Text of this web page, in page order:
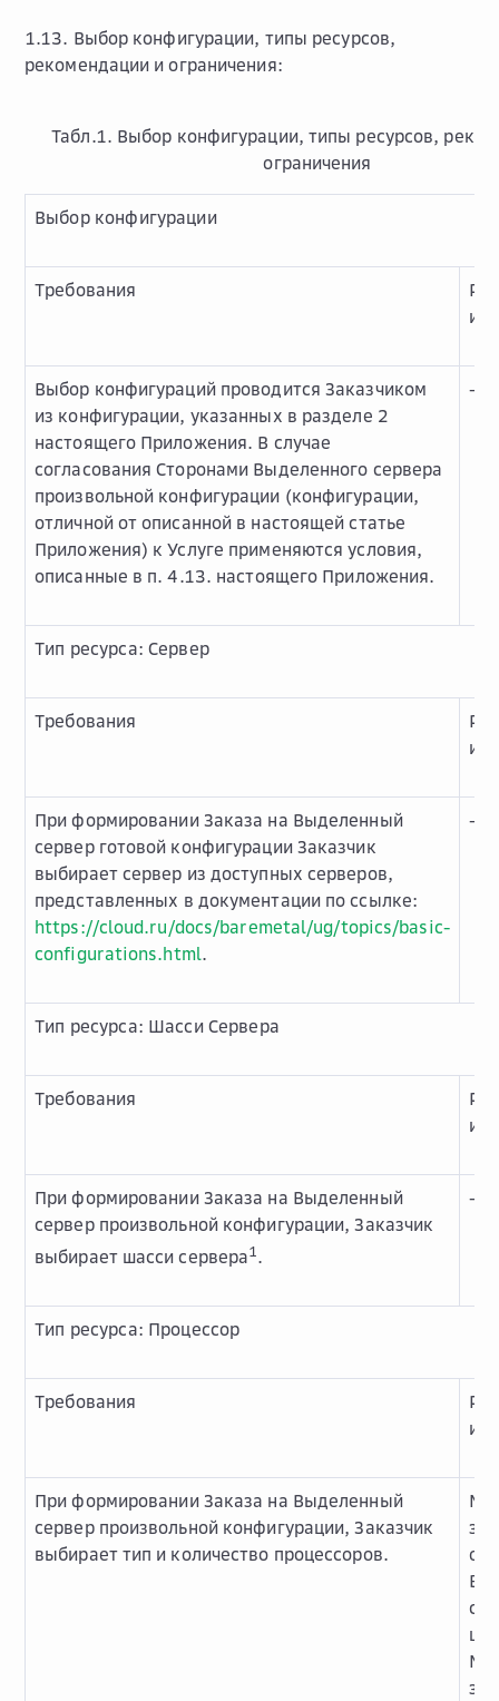
1.13. Выбор конфигурации, типы ресурсов,
рекомендации и ограничения:
Табл.1. Выбор конфигурации, типы ресурсов,
ограничения
Выбор конфигурации
Требования
и
Выбор конфигураций проводится Заказчиком
из конфигурации, указанных в разделе 2
настоящего Приложения. В случае
согласования Сторонами Выделенного сервера
произвольной конфигурации (конфигурации,
отличной от описанной в настоящей статье
Приложения) к Услуге применяются условия,
описанные в п. 4.13. настоящего Приложения.
-
Тип ресурса: Сервер
Требования
и
При формировании Заказа на Выделенный
сервер готовой конфигурации Заказчик
выбирает сервер из доступных серверов,
представленных в документации по ссылке:
https://cloud.ru/docs/baremetal/ug/topics/basic-
configurations.html.
-
Тип ресурса: Шасси Сервера
Требования
и
При формировании Заказа на Выделенный
сервер произвольной конфигурации, Заказчик
выбирает шасси сервера1.
-
Тип ресурса: Процессор
Требования
и
При формировании Заказа на Выделенный
сервер произвольной конфигурации, Заказчик
выбирает тип и количество процессоров.
шт.